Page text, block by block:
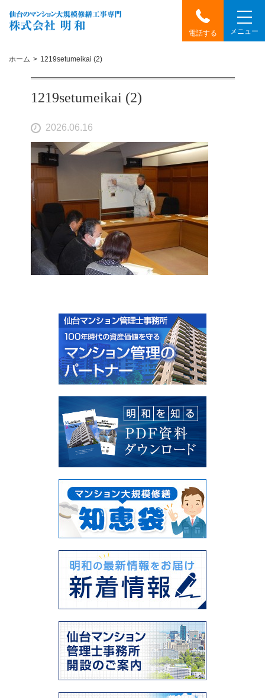
電話する メニュー
ホーム 1219setumeikai (2)
1219setumeikai (2)
2026.06.16